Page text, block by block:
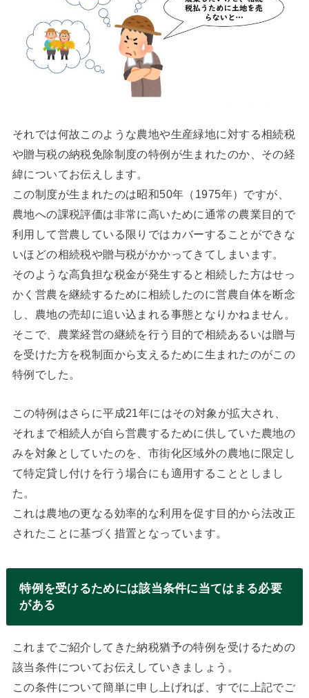
それでは何故このような農地や生産緑地に対する相続税
や贈与税の納税免除制度の特例が生まれたのか、その経
緯についてお伝えします。
この制度が生まれたのは昭和50年（1975年）ですが、
農地への課税評価は非常に高いために通常の農業目的で
利用して営農している限りではカバーすることができな
いほどの相続税や贈与税がかかってきてしまいます。
そのような高負担な税金が発生すると相続した方はせっ
かく営農を継続するために相続したのに営農自体を断念
し、農地の売却に追い込まれる事態となりかねません。
そこで、農業経営の継続を行う目的で相続あるいは贈与
を受けた方を税制面から支えるために生まれたのがこの
特例でした。
この特例はさらに平成21年にはその対象が拡大され、
それまで相続人が自ら営農するために供していた農地の
みを対象としていたのを、市街化区域外の農地に限定し
て特定貸し付けを行う場合にも適用することとしまし
た。
これは農地の更なる効率的な利用を促す目的から法改正
されたことに基づく措置となっています。
特例を受けるためには該当条件に当てはまる必要
がある
これまでご紹介してきた納税猶予の特例を受けるための
該当条件についてお伝えしていきましょう。
この条件について簡単に申し上げれば、すでに上記でご